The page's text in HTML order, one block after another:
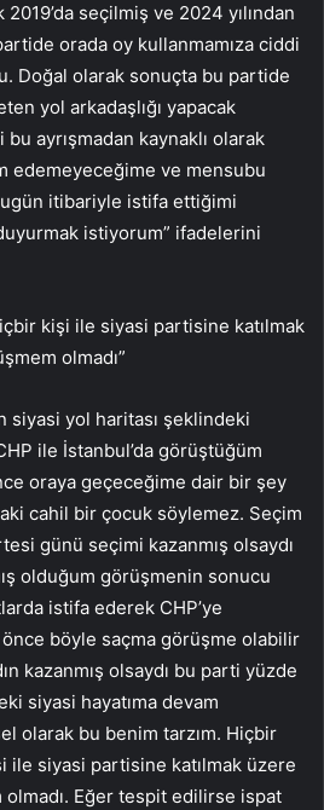
seçilmiş ve 2024 yılından
orada oy kullanmamıza ciddi
Doğal olarak sonuçta bu partide
yol arkadaşlığı yapacak
ayrışmadan kaynaklı olarak
edemeyeceğime ve mensubu
itibariyle istifa ettiğimi
istiyorum” ifadelerini
kişi ile siyasi partisine katılmak
olmadı”
siyasi yol haritası şeklindeki
ile İstanbul’da görüştüğüm
oraya geçeceğime dair bir şey
cahil bir çocuk söylemez. Seçim
günü seçimi kazanmış olsaydı
olduğum görüşmenin sonucu
istifa ederek CHP’ye
önce böyle saçma görüşme olabilir
kazanmış olsaydı bu parti yüzde
siyasi hayatıma devam
olarak bu benim tarzım. Hiçbir
siyasi partisine katılmak üzere
Eğer tespit edilirse ispat